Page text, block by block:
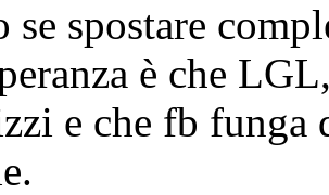
se spostare
è che
e che fb funga